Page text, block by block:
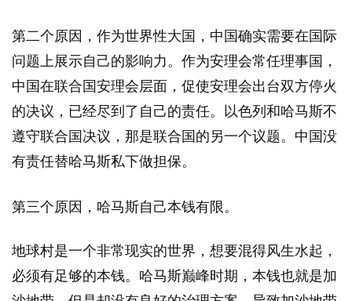
第二个原因，作为世界性大国，中国确实需要在国际
问题上展示自己的影响力。作为安理会常任理事国，
中国在联合国安理会层面，促使安理会出台双方停火
的决议，已经尽到了自己的责任。以色列和哈马斯不
遵守联合国决议，那是联合国的另一个议题。中国没
有责任替哈马斯私下做担保。
第三个原因，哈马斯自己本钱有限。
地球村是一个非常现实的世界，想要混得风生水起，
必须有足够的本钱。哈马斯巅峰时期，本钱也就是加